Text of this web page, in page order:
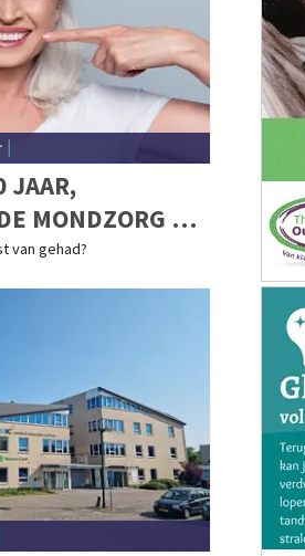
|
JAAR,
MONDZORG OP
van gehad?